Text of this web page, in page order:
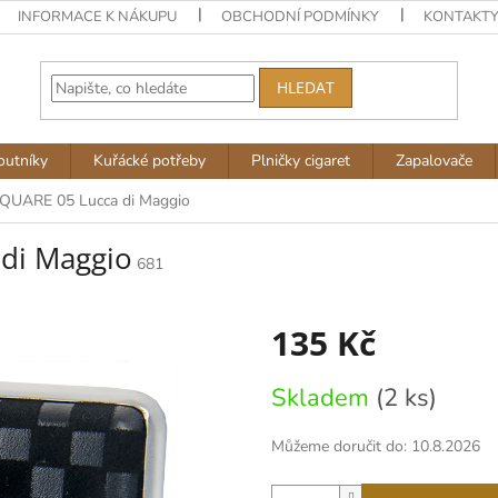
INFORMACE K NÁKUPU OBCHODNÍ PODMÍNKY KONTAKTY
HLEDAT
Kuřácké potřeby Plničky cigaret Zapalovače
05 Lucca di Maggio
Maggio 681
135 Kč
cena:
Skladem (2 ks)
Můžeme doručit do: 10.8.2026